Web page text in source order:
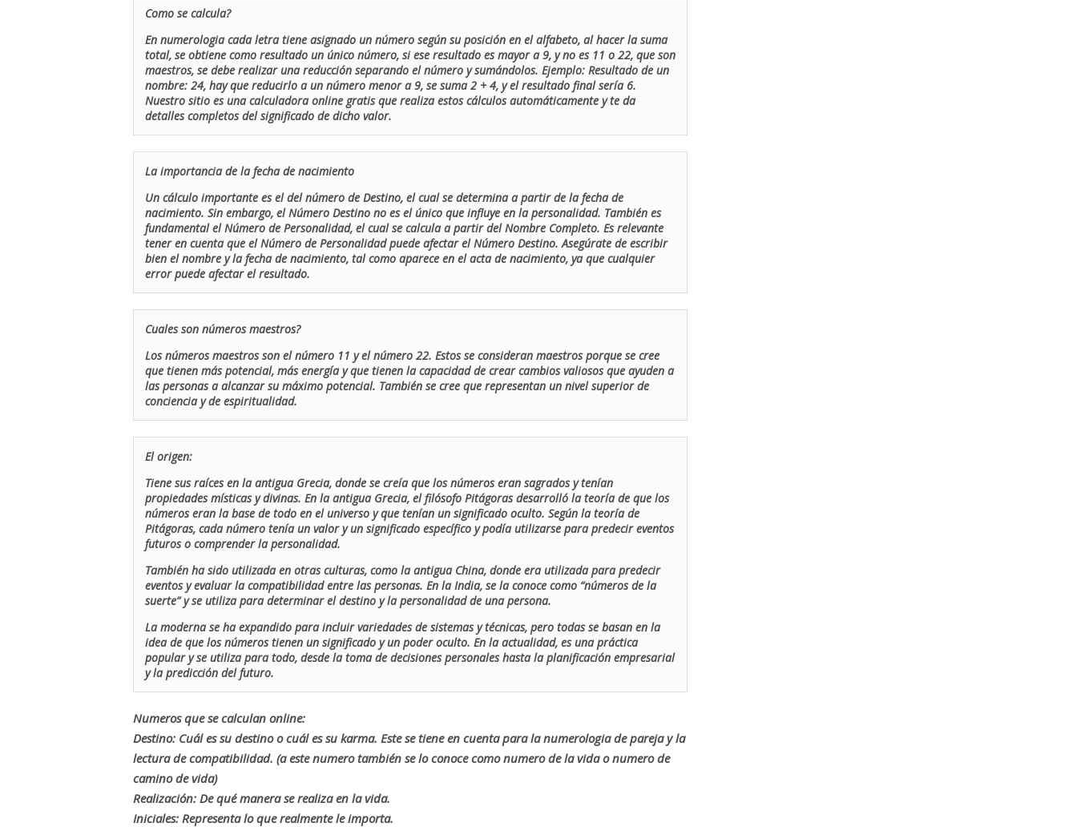
Como se calcula?
En numerologia cada letra tiene asignado un número según su posición en el alfabeto, al hacer la suma
total, se obtiene como resultado un único número, si ese resultado es mayor a 9, y no es 11 o 22, que son
maestros, se debe realizar una reducción separando el número y sumándolos. Ejemplo: Resultado de un
nombre: 24, hay que reducirlo a un número menor a 9, se suma 2 + 4, y el resultado final sería 6.
Nuestro sitio es una calculadora online gratis que realiza estos cálculos automáticamente y te da
detalles completos del significado de dicho valor.
La importancia de la fecha de nacimiento
Un cálculo importante es el del número de Destino, el cual se determina a partir de la fecha de
nacimiento. Sin embargo, el Número Destino no es el único que influye en la personalidad. También es
fundamental el Número de Personalidad, el cual se calcula a partir del Nombre Completo. Es relevante
tener en cuenta que el Número de Personalidad puede afectar el Número Destino. Asegúrate de escribir
bien el nombre y la fecha de nacimiento, tal como aparece en el acta de nacimiento, ya que cualquier
error puede afectar el resultado.
Cuales son números maestros?
Los números maestros son el número 11 y el número 22. Estos se consideran maestros porque se cree
que tienen más potencial, más energía y que tienen la capacidad de crear cambios valiosos que ayuden a
las personas a alcanzar su máximo potencial. También se cree que representan un nivel superior de
conciencia y de espiritualidad.
El origen:
Tiene sus raíces en la antigua Grecia, donde se creía que los números eran sagrados y tenían
propiedades místicas y divinas. En la antigua Grecia, el filósofo Pitágoras desarrolló la teoría de que los
números eran la base de todo en el universo y que tenían un significado oculto. Según la teoría de
Pitágoras, cada número tenía un valor y un significado específico y podía utilizarse para predecir eventos
futuros o comprender la personalidad.
También ha sido utilizada en otras culturas, como la antigua China, donde era utilizada para predecir
eventos y evaluar la compatibilidad entre las personas. En la India, se la conoce como “números de la
suerte” y se utiliza para determinar el destino y la personalidad de una persona.
La moderna se ha expandido para incluir variedades de sistemas y técnicas, pero todas se basan en la
idea de que los números tienen un significado y un poder oculto. En la actualidad, es una práctica
popular y se utiliza para todo, desde la toma de decisiones personales hasta la planificación empresarial
y la predicción del futuro.
Numeros que se calculan online:
Destino: Cuál es su destino o cuál es su karma. Este se tiene en cuenta para la numerologia de pareja y la
lectura de compatibilidad. (a este numero también se lo conoce como numero de la vida o numero de
camino de vida)
Realización: De qué manera se realiza en la vida.
Iniciales: Representa lo que realmente le importa.